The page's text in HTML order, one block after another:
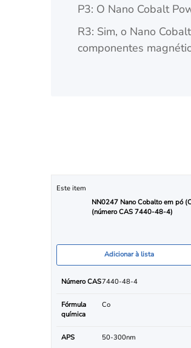
P3: O Nano Cobalt
R3: Sim, o Nano
componentes
Este item
NN0247 Nano Cobalto em pó
(número CAS 7440-48-4)
Adicionar à lista
Número CAS7440-48-4
Fórmula
química
Co
APS 50-300nm